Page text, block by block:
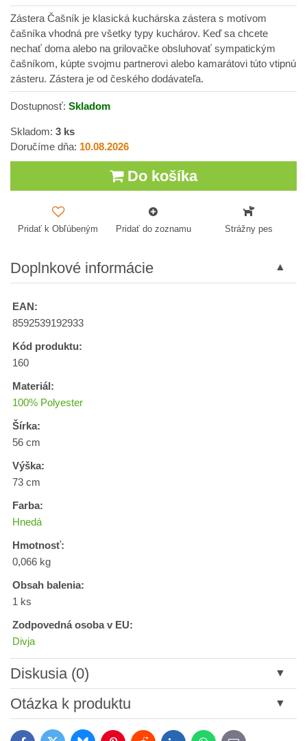
Zástera Čašník je klasická kuchárska zástera s motívom
čašníka vhodná pre všetky typy kuchárov. Keď sa chcete
nechať doma alebo na grilovačke obsluhovať sympatickým
čašníkom, kúpte svojmu partnerovi alebo kamarátovi túto vtipnú
zásteru. Zástera je od českého dodávateľa.
Dostupnosť: Skladom
Skladom: 3 ks
Doručíme dňa: 10.08.2026
Do košíka
Pridať k Obľúbeným Pridať do zoznamu Strážny pes
Doplnkové informácie
EAN:
8592539192933
Kód produktu:
160
Materiál:
100% Polyester
Šírka:
56 cm
Výška:
73 cm
Farba:
Hnedá
Hmotnosť:
0,066 kg
Obsah balenia:
1 ks
Zodpovedná osoba v EU:
Divja
Diskusia (0)
Nový komentár
Názov:
Otázka k produktu